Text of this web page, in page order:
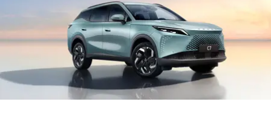
Кредитный калькулятор
Одежда и сувениры
Оригинальные аксессуары
Клиентская поддержка
O&J Автоклуб
Клуб владельцев OMODA
Приложение O&J
Аксессуары
Обратная связь